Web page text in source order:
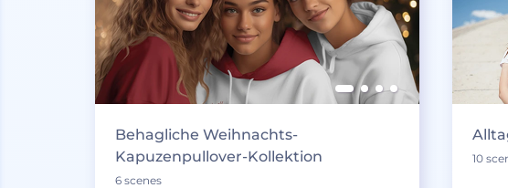
Behagliche Weihnachts-
Kapuzenpullover-Kollektion
6 scenes
10